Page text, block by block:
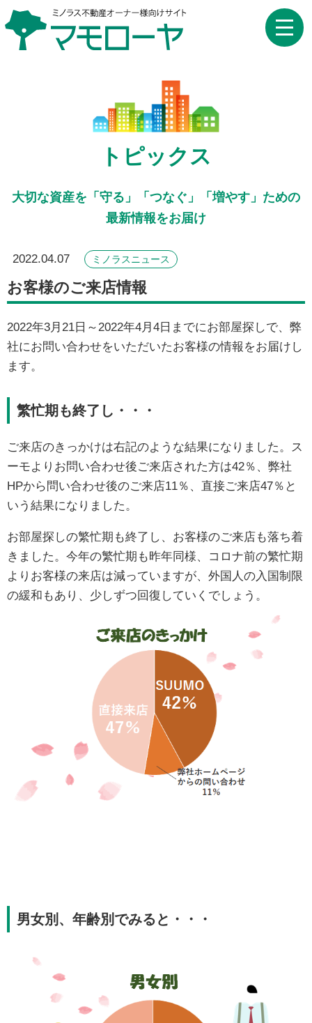
toggle
トピックス
大切な資産を「守る」「つなぐ」「増やす」ための
最新情報をお届け
2022.04.07 ミノラスニュース
お客様のご来店情報
2022年3月21日～2022年4月4日までにお部屋探しで、弊
社にお問い合わせをいただいたお客様の情報をお届けし
ます。
繁忙期も終了し・・・
ご来店のきっかけは右記のような結果になりました。ス
ーモよりお問い合わせ後ご来店された方は42％、弊社
HPから問い合わせ後のご来店11％、直接ご来店47％と
いう結果になりました。
お部屋探しの繁忙期も終了し、お客様のご来店も落ち着
きました。今年の繁忙期も昨年同様、コロナ前の繁忙期
よりお客様の来店は減っていますが、外国人の入国制限
の緩和もあり、少しずつ回復していくでしょう。
男女別、年齢別でみると・・・